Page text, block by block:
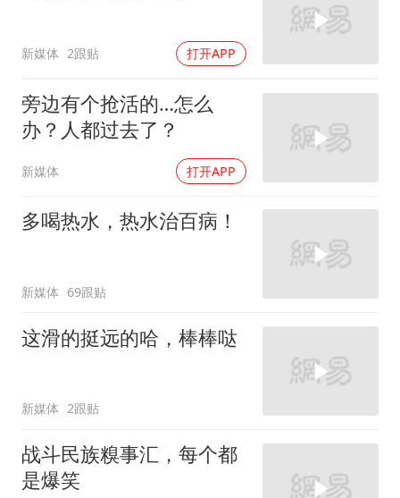
新媒体 2跟贴 打开APP
旁边有个抢活的…怎么
办？人都过去了？
新媒体 打开APP
多喝热水，热水治百病！
新媒体 69跟贴
这滑的挺远的哈，棒棒哒
新媒体 2跟贴
战斗民族糗事汇，每个都
是爆笑